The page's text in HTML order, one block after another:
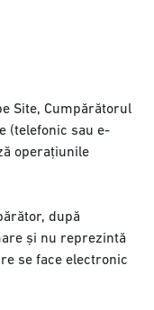
Site, Cumpărătorul
(telefonic sau e-
operațiunile
după
și nu reprezintă
se face electronic